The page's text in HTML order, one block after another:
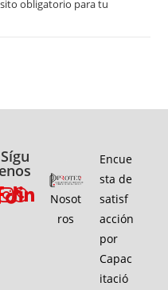
obligatorio para tu
Sígu
enos
Nosot
ros
Encue
sta de
satisf
acción
por
Capac
itació